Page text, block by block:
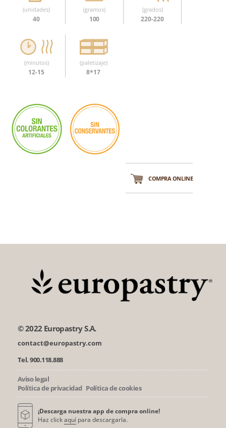
(unidades)
40
(gramos)
100
(grados)
220-220
(minutos)
12-15
(paletizaje)
8*17
COMPRA ONLINE
© 2022 Europastry S.A.
contact@europastry.com
Tel. 900.118.888
Aviso legal
Política de privacidad Política de cookies
¡Descarga nuestra app de compra online!
Haz clickaquí para descargarla.